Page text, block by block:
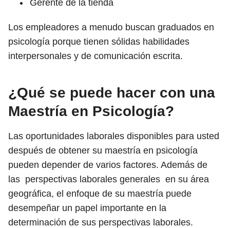
Gerente de la tienda
Los empleadores a menudo buscan graduados en
psicología porque tienen sólidas habilidades
interpersonales y de comunicación escrita.
¿Qué se puede hacer con una
Maestría en Psicología?
Las oportunidades laborales disponibles para usted
después de obtener su maestría en psicología
pueden depender de varios factores. Además de
las perspectivas laborales generales en su área
geográfica, el enfoque de su maestría puede
desempeñar un papel importante en la
determinación de sus perspectivas laborales.